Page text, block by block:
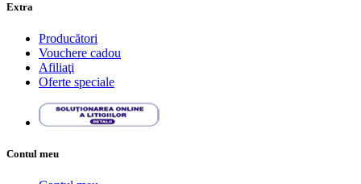
Extra
Producători
Vouchere cadou
Afiliaţi
Oferte speciale
Contul meu